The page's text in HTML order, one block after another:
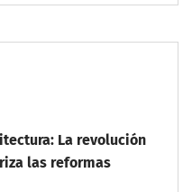
La revolución
las reformas